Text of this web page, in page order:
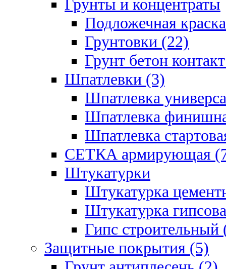
Грунты и концентраты
Подложечная
Грунтовки (22)
Грунт бетон
Шпатлевки (3)
Шпатлевка
Шпатлевка
Шпатлевка
СЕТКА армирующая
Штукатурки
Штукатурка
Штукатурка
Гипс строительный
Защитные покрытия (5)